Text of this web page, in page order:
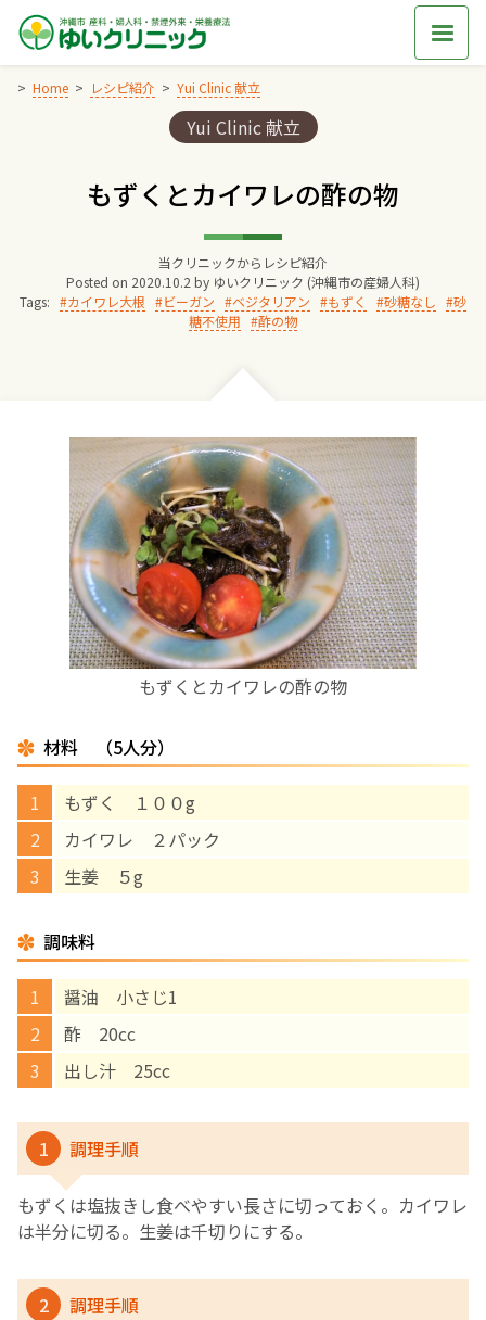
Skip
content
Home レシピ紹介 Yui Clinic 献立
Categories:
Yui Clinic 献立
もずくとカイワレの酢の物
当クリニックからレシピ紹介
Posted on 2020.10.2 by ゆいクリニック (沖縄市の産婦人科)
Tags:
カイワレ大根 ビーガン ベジタリアン もずく 砂糖なし
砂
糖不使用
酢の物
もずくとカイワレの酢の物
材料 （5人分）
もずく １００g
カイワレ ２パック
生姜 ５g
調味料
醤油 小さじ1
酢 20cc
出し汁 25cc
1 調理手順
もずくは塩抜きし食べやすい長さに切っておく。カイワレ
は半分に切る。生姜は千切りにする。
2 調理手順
院長からのごあいさつ
妊婦健診
お産について
親と子の結びつき支援
母乳育児
その他の診療内容
‘さんルーム’ でさまざまな講座・クラス
遠方にお住まいで当院での出産を希望される方へ
医師プロフィール